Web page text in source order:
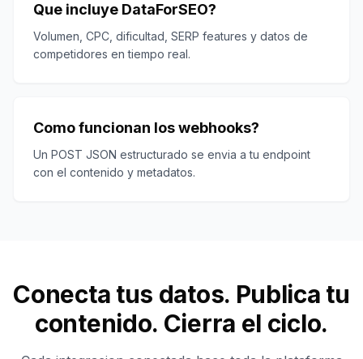
Que incluye DataForSEO?
Volumen, CPC, dificultad, SERP features y datos de
competidores en tiempo real.
Como funcionan los webhooks?
Un POST JSON estructurado se envia a tu endpoint
con el contenido y metadatos.
Conecta tus datos. Publica tu
contenido. Cierra el ciclo.